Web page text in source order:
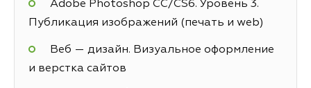
Adobe Photoshop СС/CS6. Уровень 3.
Публикация изображений (печать и web)
Веб — дизайн. Визуальное оформление
и верстка сайтов